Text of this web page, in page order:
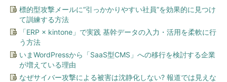
標的型攻撃メールに“引っかかりやすい社員”を効果的に見つけ
て訓練する方法
「ERP × kintone」で実践 基幹データの入力・活用を柔軟に行
う方法
いまWordPressから「SaaS型CMS」への移行を検討する企業
が増えている理由
なぜサイバー攻撃による被害は沈静化しない? 報道では見えな